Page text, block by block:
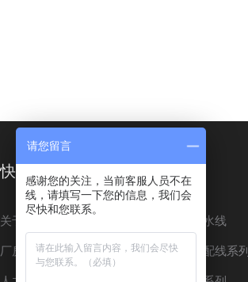
快速导航
关于佳富
厂房车间
小型流水线
组装装配线系列
请您留言
感谢您的关注，当前客服人员不在
线，请填写一下您的信息，我们会
尽快和您联系。